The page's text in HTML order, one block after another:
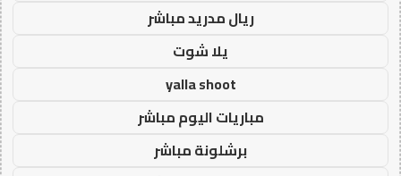
ريال مدريد مباشر
يلا شوت
yalla shoot
مباريات اليوم مباشر
برشلونة مباشر